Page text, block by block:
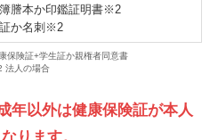
謄本か印鑑証明書※2
か名刺※2
保険証+学生証か親権者同意書
法人の場合
年以外は健康保険証が本人